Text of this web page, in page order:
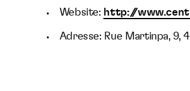
Website: http://
Adresse: Rue Martinpa, 9,